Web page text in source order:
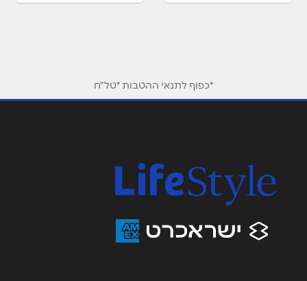
*כפוף לתנאי ההטבות *טל"ח